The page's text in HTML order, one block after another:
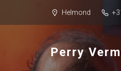
Helmond
Perry